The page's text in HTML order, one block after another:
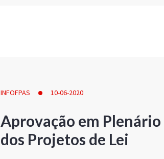
INFOFPAS 10-06-2020
Aprovação em
dos Projetos de Lei